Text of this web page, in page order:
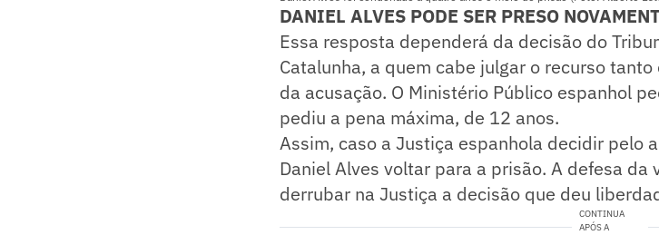
DANIEL ALVES PODE SER PRESO
Essa resposta dependerá da decisão do
Catalunha, a quem cabe julgar o recurso
da acusação. O Ministério Público espanhol
pediu a pena máxima, de 12 anos.
Assim, caso a Justiça espanhola decidir pelo
Daniel Alves voltar para a prisão. A defesa
derrubar na Justiça a decisão que deu
CONTINUA
APÓS A